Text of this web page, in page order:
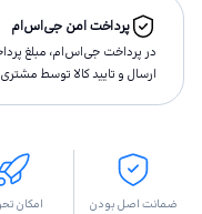
پرداخت امن جی‌اس‌ام
در پرداخت جی‌اس‌ام، مبلغ
ارسال و تاييد كالا توسط
ضمانت اصل بودن
امکان